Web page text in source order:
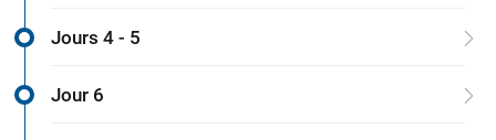
Jours 4 - 5
Jour 6